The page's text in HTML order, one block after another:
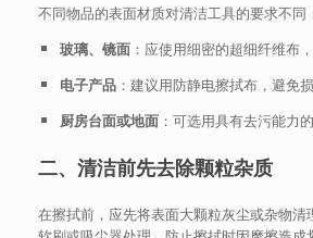
不同物品的表面材质对清洁工具的要求不同
玻璃、镜面：应使用细密的超细纤维布
电子产品：建议用防静电擦拭布，避免
厨房台面或地面：可选用具有去污能力
二、清洁前先去除颗粒杂质
在擦拭前，应先将表面大颗粒灰尘或杂物